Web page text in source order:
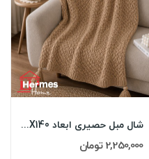
شال مبل حصیری ابعاد 180X140 رنگ: KAHAVE
2,250,000 تومان